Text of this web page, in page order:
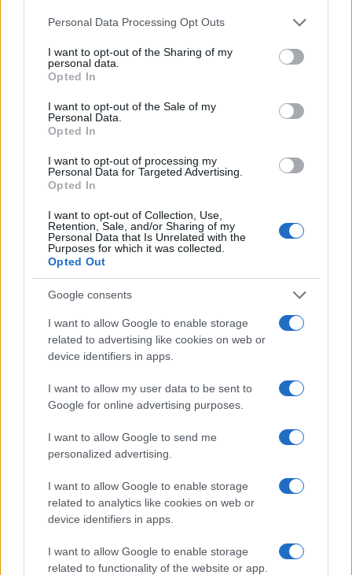
Personal Data Processing Opt Outs
I want to opt-out of the Sharing of my
personal data.
Opted In
I want to opt-out of the Sale of my
Personal Data.
Opted In
I want to opt-out of processing my
Personal Data for Targeted Advertising.
Opted In
I want to opt-out of Collection, Use,
Retention, Sale, and/or Sharing of my
Personal Data that Is Unrelated with the
Purposes for which it was collected.
Opted Out
Google consents
I want to allow Google to enable storage
related to advertising like cookies on web or
device identifiers in apps.
I want to allow my user data to be sent to
Google for online advertising purposes.
I want to allow Google to send me
personalized advertising.
I want to allow Google to enable storage
related to analytics like cookies on web or
device identifiers in apps.
I want to allow Google to enable storage
related to functionality of the website or app.